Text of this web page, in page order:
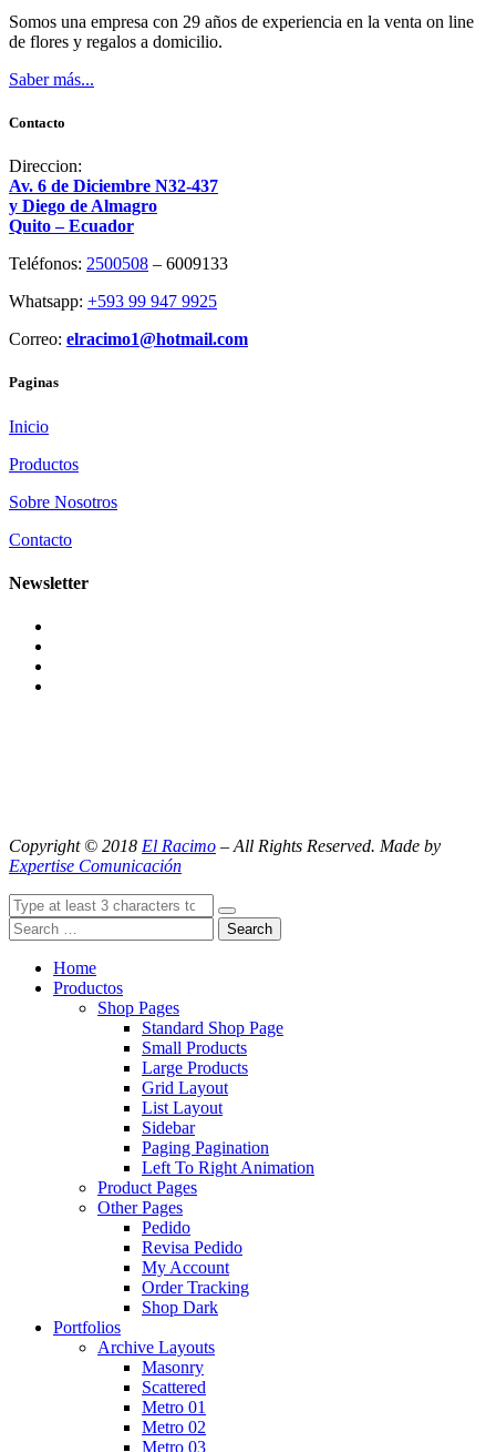
Somos una empresa con 29 años de experiencia en la venta on line
de flores y regalos a domicilio.
Saber más...
Contacto
Direccion:
Av. 6 de Diciembre N32-437
y Diego de Almagro
Quito – Ecuador
Teléfonos: 2500508 – 6009133
Whatsapp: +593 99 947 9925
Correo: elracimo1@hotmail.com
Paginas
Inicio
Productos
Sobre Nosotros
Contacto
Newsletter
Copyright © 2018 El Racimo – All Rights Reserved. Made by
Expertise Comunicación
Search
Home
Productos
Shop Pages
Standard Shop Page
Small Products
Large Products
Grid Layout
List Layout
Sidebar
Paging Pagination
Left To Right Animation
Product Pages
Other Pages
Pedido
Revisa Pedido
My Account
Order Tracking
Shop Dark
Portfolios
Archive Layouts
Masonry
Scattered
Metro 01
Metro 02
Metro 03